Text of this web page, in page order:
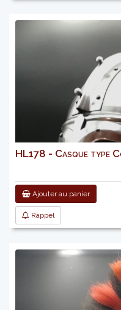
HL178 - Casque type
Ajouter au panier
Rappel